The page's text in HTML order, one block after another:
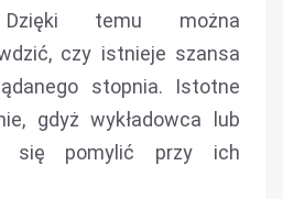
temu można
czy istnieje szansa
stopnia. Istotne
gdyż wykładowca lub
się pomylić przy ich